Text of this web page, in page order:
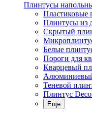
Плинтусы
Пластиковые
Плинтусы из
Скрытый
Белые
Пороги для
Кварцевый
Теневой
Плинтус
Еще